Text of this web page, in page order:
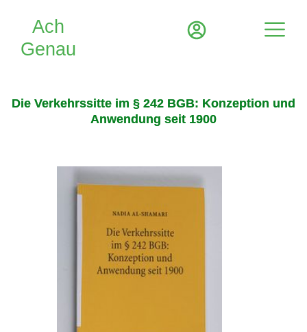
Die Verkehrssitte im § 242 BGB: Konzeption und
Anwendung seit 1900